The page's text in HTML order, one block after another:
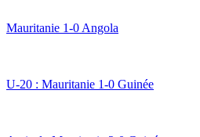
Mauritanie 1-0 Angola
U-20 : Mauritanie 1-0 Guinée